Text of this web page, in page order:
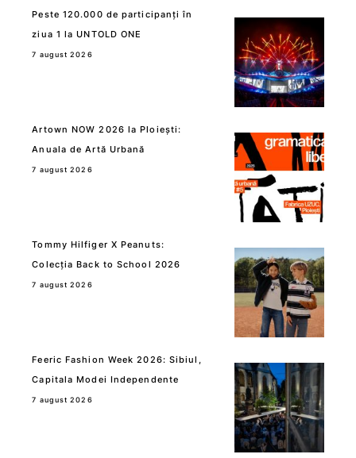
Peste 120.000 de participanți în
ziua 1 la UNTOLD ONE
7 august 2026
Artown NOW 2026 la Ploiești:
Anuala de Artă Urbană
7 august 2026
Tommy Hilfiger X Peanuts:
Colecția Back to School 2026
7 august 2026
Feeric Fashion Week 2026: Sibiul,
Capitala Modei Independente
7 august 2026